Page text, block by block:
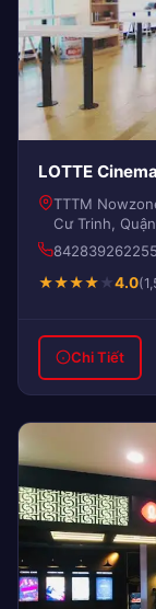
LOTTE
TTTM
Cư Trinh,
842839262255
★★★★★4.0
Chi Tiết